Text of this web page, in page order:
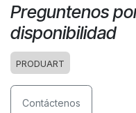
Preguntenos
disponibilidad
PRODUART
Contáctenos